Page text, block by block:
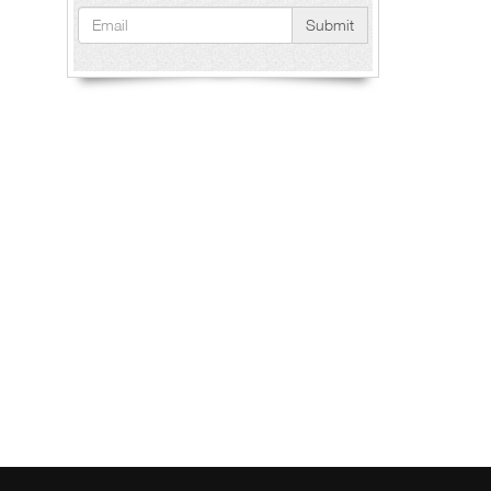
Submit